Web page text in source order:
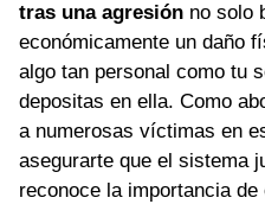
tras una agresión no solo
económicamente un daño
algo tan personal como tu
depositas en ella. Como
a numerosas víctimas en
asegurarte que el sistema
reconoce la importancia